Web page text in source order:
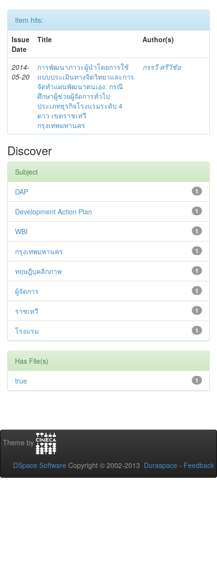
Item hits:
Issue
Date
Title Author(s)
2014-
05-20
การพัฒนาภาวะผู้นำโดยการใช้
แบบประเมินทางจิตวิทยาและการ
จัดทำแผนพัฒนาตนเอง: กรณี
ศึกษาผู้ช่วยผู้จัดการทั่วไป
ประเภทธุรกิจโรงแรมระดับ 4
ดาว เขตราชเทวี
กรุงเทพมหานคร
กรรวี ศรีวิชัย
Discover
Subject
1
DAP
1
Development Action Plan
1
WBI
1
กรุงเทพมหานคร
1
ทฤษฎีบุคลิกภาพ
1
ผู้จัดการ
1
ราชเทวี
1
โรงแรม
Has File(s)
1
true
Theme by
DSpace Software Copyright © 2002-2013 Duraspace - Feedback